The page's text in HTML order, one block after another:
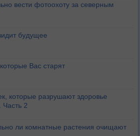
вести фотоохоту за северным
будущее
Вас старят
которые разрушают здоровье
Часть 2
ли комнатные растения очищают